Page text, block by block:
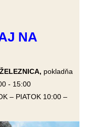
NA
, pokladňa
- 15:00
– PIATOK 10:00 –